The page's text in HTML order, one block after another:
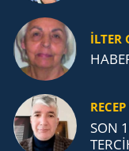
İLTER
SON